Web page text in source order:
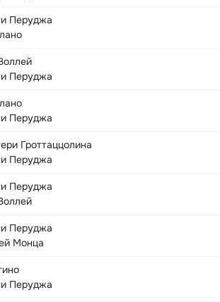
Перуджа
Перуджа
Перуджа
Гроттаццолина
Перуджа
Перуджа
Перуджа
Монца
Перуджа